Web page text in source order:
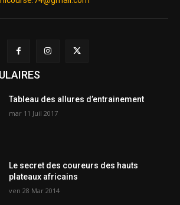
Tableau des allures d’entrainement
mar 11 Juil 2017
Le secret des coureurs des hauts
plateaux africains
ven 28 Mar 2014